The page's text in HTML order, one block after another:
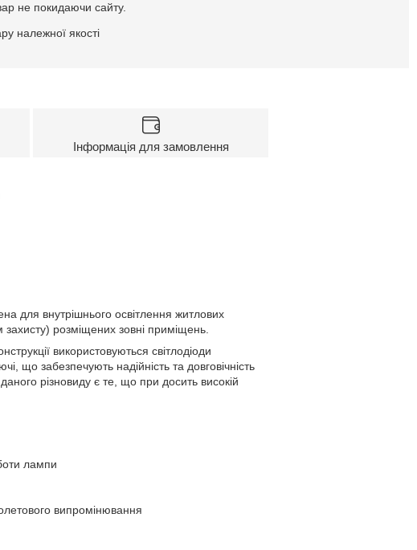
не покидаючи сайту.
належної якості
Інформація для замовлення
для внутрішнього освітлення житлових
розміщених зовні приміщень.
використовуються світлодіоди
що забезпечують надійність та довговічність
різновиду є те, що при досить високій
лампи
випромінювання